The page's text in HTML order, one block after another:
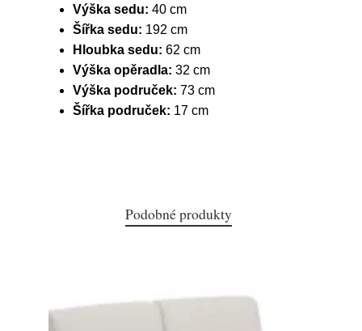
Výška sedu: 40 cm
Šířka sedu: 192 cm
Hloubka sedu: 62 cm
Výška opěradla: 32 cm
Výška područek: 73 cm
Šířka područek: 17 cm
Podobné produkty